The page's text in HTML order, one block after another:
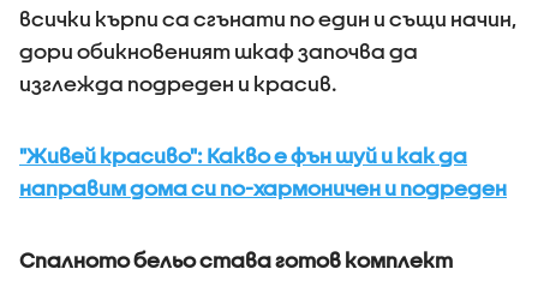
всички кърпи са сгънати по един и същи начин,
дори обикновеният шкаф започва да
изглежда подреден и красив.
"Живей красиво": Какво е фън шуй и как да
направим дома си по-хармоничен и подреден
Спалното бельо става готов комплект